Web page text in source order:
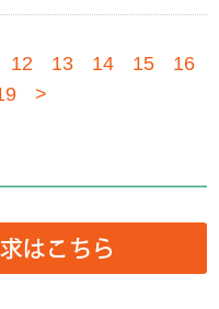
12 13 14 15
16
>